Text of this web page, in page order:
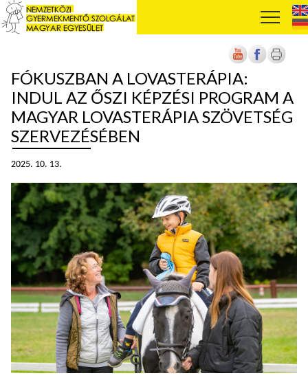
FÓKUSZBAN A LOVASTERÁPIA:
INDUL AZ ŐSZI KÉPZÉSI PROGRAM A
MAGYAR LOVASTERÁPIA SZÖVETSÉG
SZERVEZÉSÉBEN
2025. 10. 13.